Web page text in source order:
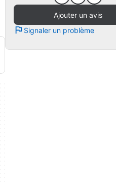
Ajouter un avis
Signaler un problème